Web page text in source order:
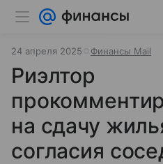
24 апреля 2025 Финансы Mail
Риэлтор
на сдачу
согласия